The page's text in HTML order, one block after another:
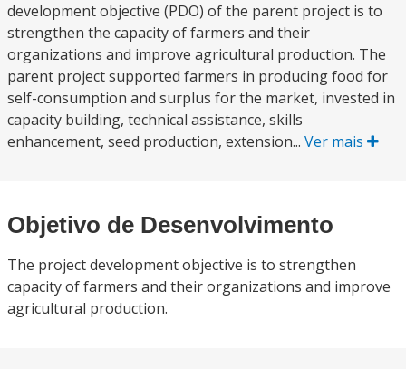
development objective (PDO) of the parent project is to
strengthen the capacity of farmers and their
organizations and improve agricultural production. The
parent project supported farmers in producing food for
self-consumption and surplus for the market, invested in
capacity building, technical assistance, skills
enhancement, seed production, extension... Ver mais
Objetivo de Desenvolvimento
The project development objective is to strengthen
capacity of farmers and their organizations and improve
agricultural production.